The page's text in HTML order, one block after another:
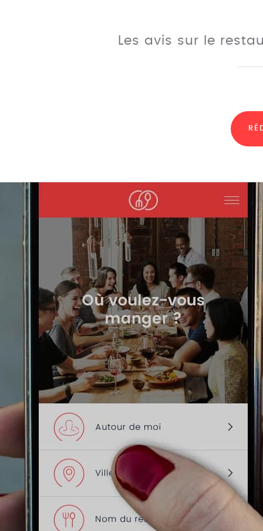
Les avis sur le